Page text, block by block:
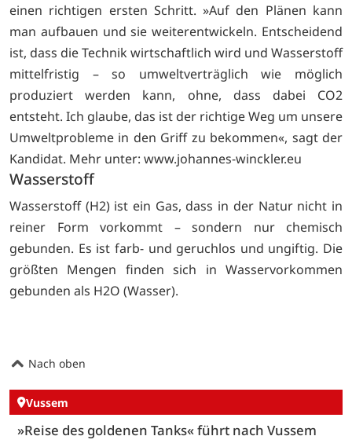
einen richtigen ersten Schritt. »Auf den Plänen kann
man aufbauen und sie weiterentwickeln. Entscheidend
ist, dass die Technik wirtschaftlich wird und Wasserstoff
mittelfristig – so umweltverträglich wie möglich
produziert werden kann, ohne, dass dabei CO2
entsteht. Ich glaube, das ist der richtige Weg um unsere
Umweltprobleme in den Griff zu bekommen«, sagt der
Kandidat. Mehr unter: www.johannes-winckler.eu
Wasserstoff
Wasserstoff (H2) ist ein Gas, dass in der Natur nicht in
reiner Form vorkommt – sondern nur chemisch
gebunden. Es ist farb- und geruchlos und ungiftig. Die
größten Mengen finden sich in Wasservorkommen
gebunden als H2O (Wasser).
Nach oben
Vussem
»Reise des goldenen Tanks« führt nach Vussem